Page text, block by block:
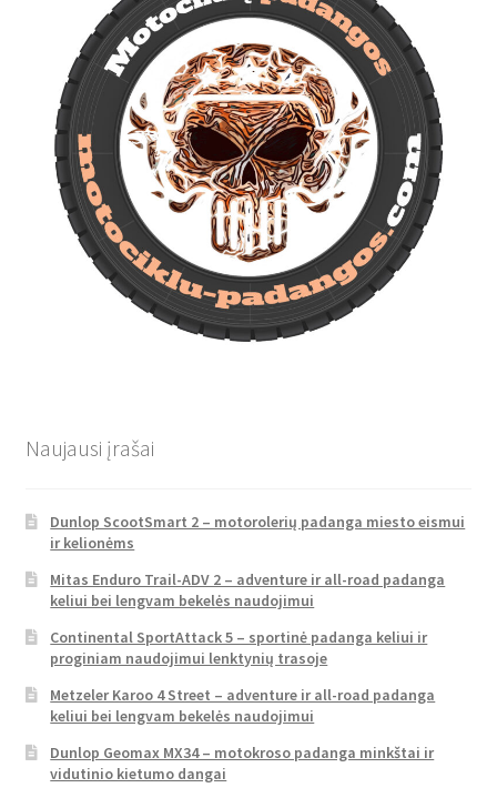
Naujausi įrašai
Dunlop ScootSmart 2 – motorolerių padanga miesto eismui
ir kelionėms
Mitas Enduro Trail-ADV 2 – adventure ir all-road padanga
keliui bei lengvam bekelės naudojimui
Continental SportAttack 5 – sportinė padanga keliui ir
proginiam naudojimui lenktynių trasoje
Metzeler Karoo 4 Street – adventure ir all-road padanga
keliui bei lengvam bekelės naudojimui
Dunlop Geomax MX34 – motokroso padanga minkštai ir
vidutinio kietumo dangai